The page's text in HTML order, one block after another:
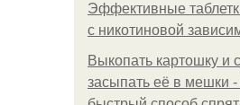
Эффективные
с никотиновой
Выкопать картошку и
засыпать её в мешки